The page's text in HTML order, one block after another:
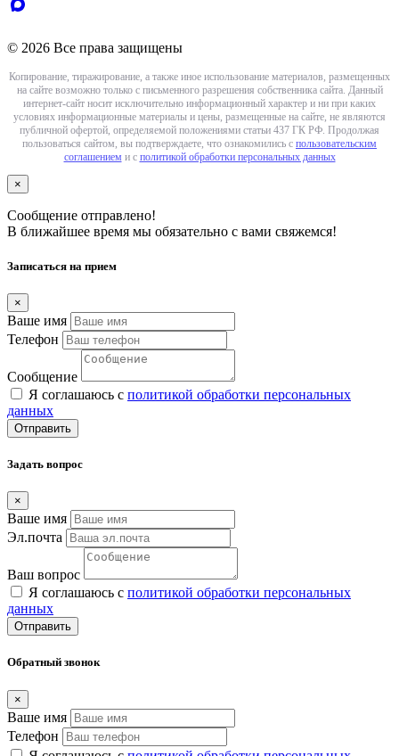
© 2026 Все права защищены
Копирование, тиражирование, а также иное использование материалов, размещенных
на сайте возможно только с письменного разрешения собственника сайта. Данный
интернет-сайт носит исключительно информационный характер и ни при каких
условиях информационные материалы и цены, размещенные на сайте, не являются
публичной офертой, определяемой положениями статьи 437 ГК РФ. Продолжая
пользоваться сайтом, вы подтверждаете, что ознакомились с пользовательским
соглашением и с политикой обработки персональных данных
×
Сообщение отправлено!
В ближайшее время мы обязательно с вами свяжемся!
Записаться на прием
×
Ваше имя
Телефон
Сообщение
Я соглашаюсь с политикой обработки персональных
данных
Отправить
Задать вопрос
×
Ваше имя
Эл.почта
Ваш вопрос
Я соглашаюсь с политикой обработки персональных
данных
Отправить
Обратный звонок
×
Ваше имя
Телефон